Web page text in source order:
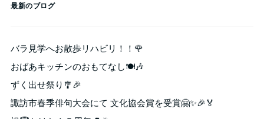
最新のブログ
バラ見学へお散歩リハビリ！！🌹
おばあキッチンのおもてなし🍽️🎶
ずく出せ祭り🎐🎉
諏訪市春季俳句大会にて 文化協会賞を受賞🤗✨🎉🏅